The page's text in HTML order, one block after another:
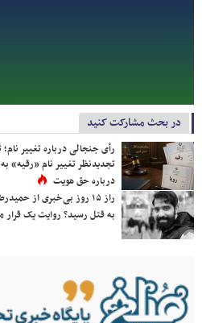
در بحث مشارکت کنید
رأی جنجالی درباره تغییر
تجدیدنظر تغییر نام «رقیه»
درباره حق هویت
راز ۱۵ روز بی‌خبری از
به قتل رسید؟ روایت یک قرار